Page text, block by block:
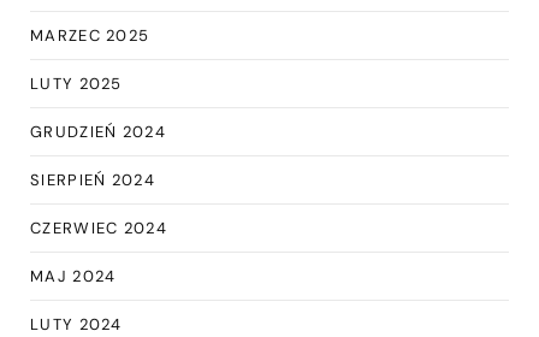
MARZEC 2025
LUTY 2025
GRUDZIEŃ 2024
SIERPIEŃ 2024
CZERWIEC 2024
MAJ 2024
LUTY 2024